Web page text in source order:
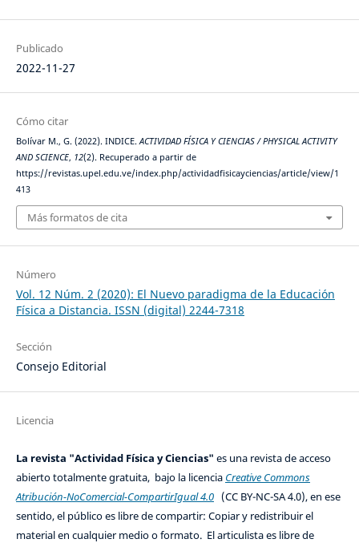
Publicado
2022-11-27
Cómo citar
Bolívar M., G. (2022). INDICE.ACTIVIDAD FÍSICA Y CIENCIAS / PHYSICAL ACTIVITY
AND SCIENCE, 12(2). Recuperado a partir de
https://revistas.upel.edu.ve/index.php/actividadfisicayciencias/article/view/1
413
Más formatos de cita
Número
Vol. 12 Núm. 2 (2020): El Nuevo paradigma de la Educación
Física a Distancia. ISSN (digital) 2244-7318
Sección
Consejo Editorial
Licencia
La revista "Actividad Física y Ciencias" es una revista de acceso
abierto totalmente gratuita, bajo la licencia Creative Commons
Atribución-NoComercial-CompartirIgual 4.0(CC BY-NC-SA 4.0), en ese
sentido, el público es libre de compartir: Copiar y redistribuir el
material en cualquier medio o formato. El articulista es libre de